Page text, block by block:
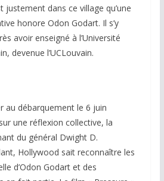
justement dans ce village qu’une
honore Odon Godart. Il s’y
avoir enseigné à l’Université
devenue l’UCLouvain.
au débarquement le 6 juin
une réflexion collective, la
du général Dwight D.
Hollywood sait reconnaître les
d’Odon Godart et des